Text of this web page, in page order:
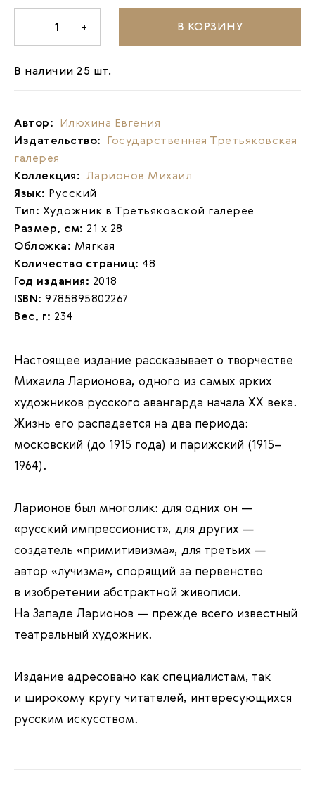
1 + В КОРЗИНУ
В наличии 25 шт.
Автор: Илюхина Евгения
Издательство: Государственная Третьяковская
галерея
Коллекция: Ларионов Михаил
Язык: Русский
Тип: Художник в Третьяковской галерее
Размер, см: 21 х 28
Обложка: Мягкая
Количество страниц: 48
Год издания: 2018
ISBN: 9785895802267
Вес, г: 234
Настоящее издание рассказывает о творчестве
Михаила Ларионова, одного из самых ярких
художников русского авангарда начала XX века.
Жизнь его распадается на два периода:
московский (до 1915 года) и парижский (1915–
1964).
Ларионов был многолик: для одних он —
«русский импрессионист», для других —
создатель «примитивизма», для третьих —
автор «лучизма», спорящий за первенство
в изобретении абстрактной живописи.
На Западе Ларионов — прежде всего известный
театральный художник.
Издание адресовано как специалистам, так
и широкому кругу читателей, интересующихся
русским искусством.